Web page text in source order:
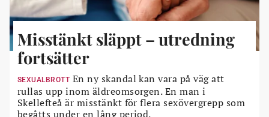
Misstänkt släppt – utredning
fortsätter
SEXUALBROTT En ny skandal kan vara på väg att
rullas upp inom äldreomsorgen. En man i
Skellefteå är misstänkt för flera sexövergrepp som
begåtts under en lång period.